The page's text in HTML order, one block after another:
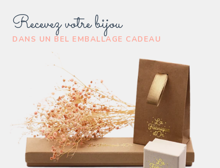
Recevez votre bijou
DANS UN BEL EMBALLAGE CADEAU